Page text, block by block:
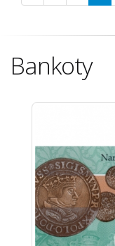
Bankoty